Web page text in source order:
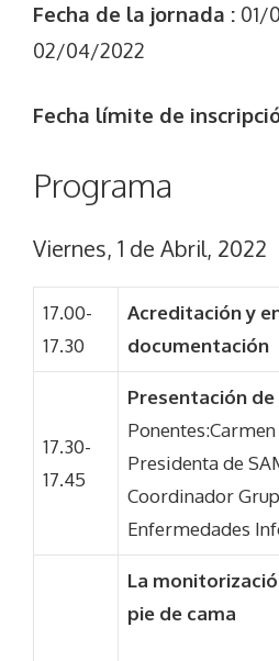
Fecha de la jornada : 01/
02/04/2022
Fecha límite de
Programa
Viernes, 1 de Abril, 2022
17.00-
17.30
Acreditación y
documentación
17.30-
17.45
Presentación de
Presidenta de
Coordinador
Enfermedades
La
pie de cama